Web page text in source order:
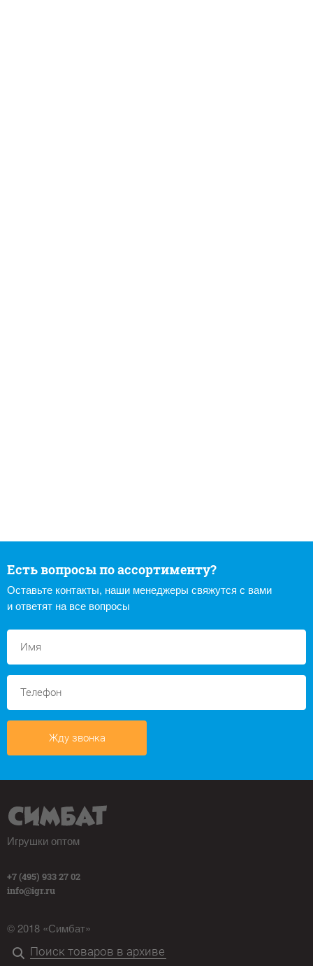
Есть вопросы по ассортименту?
Оставьте контакты, наши менеджеры свяжутся с вами
и ответят на все вопросы
Жду звонка
Игрушки оптом
+7 (495) 933 27 02
info@igr.ru
© 2018 «Симбат»